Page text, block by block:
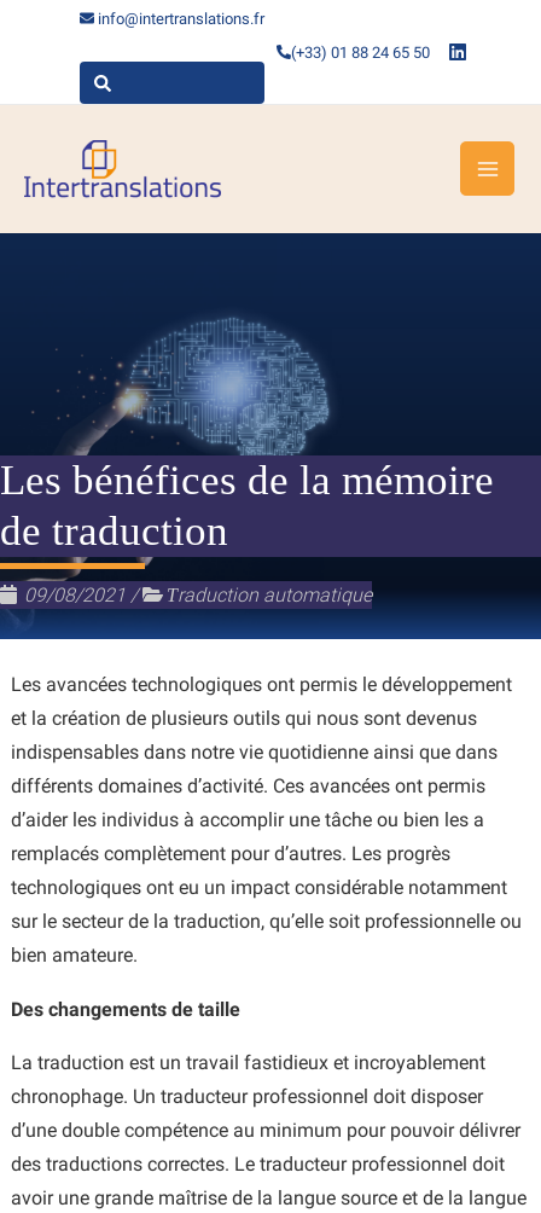
info@intertranslations.fr
(+33) 01 88 24 65 50
Les bénéfices de la mémoire
de traduction
09/08/2021 / Τraduction automatique
Les avancées technologiques ont permis le développement
et la création de plusieurs outils qui nous sont devenus
indispensables dans notre vie quotidienne ainsi que dans
différents domaines d’activité. Ces avancées ont permis
d’aider les individus à accomplir une tâche ou bien les a
remplacés complètement pour d’autres. Les progrès
technologiques ont eu un impact considérable notamment
sur le secteur de la traduction, qu’elle soit professionnelle ou
bien amateure.
Des changements de taille
La traduction est un travail fastidieux et incroyablement
chronophage. Un traducteur professionnel doit disposer
d’une double compétence au minimum pour pouvoir délivrer
des traductions correctes. Le traducteur professionnel doit
avoir une grande maîtrise de la langue source et de la langue